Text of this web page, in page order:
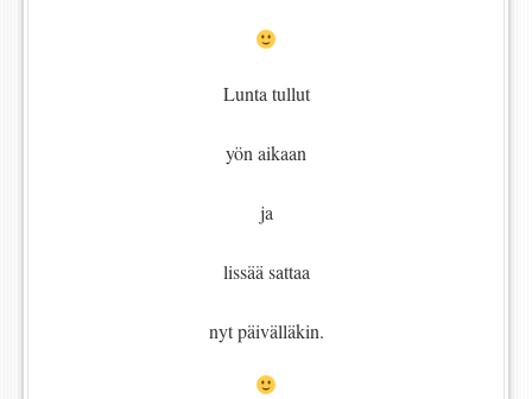
Lunta tullut
yön aikaan
ja
lissää sattaa
nyt päivälläkin.